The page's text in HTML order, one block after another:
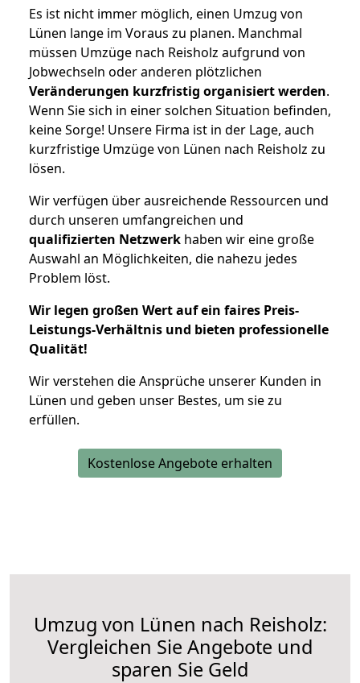
Es ist nicht immer möglich, einen Umzug von
Lünen lange im Voraus zu planen. Manchmal
müssen Umzüge nach Reisholz aufgrund von
Jobwechseln oder anderen plötzlichen
Veränderungen kurzfristig organisiert werden.
Wenn Sie sich in einer solchen Situation befinden,
keine Sorge! Unsere Firma ist in der Lage, auch
kurzfristige Umzüge von Lünen nach Reisholz zu
lösen.
Wir verfügen über ausreichende Ressourcen und
durch unseren umfangreichen und
qualifizierten Netzwerk haben wir eine große
Auswahl an Möglichkeiten, die nahezu jedes
Problem löst.
Wir legen großen Wert auf ein faires Preis-
Leistungs-Verhältnis und bieten professionelle
Qualität!
Wir verstehen die Ansprüche unserer Kunden in
Lünen und geben unser Bestes, um sie zu
erfüllen.
Kostenlose Angebote erhalten
Umzug von Lünen nach Reisholz:
Vergleichen Sie Angebote und
sparen Sie Geld